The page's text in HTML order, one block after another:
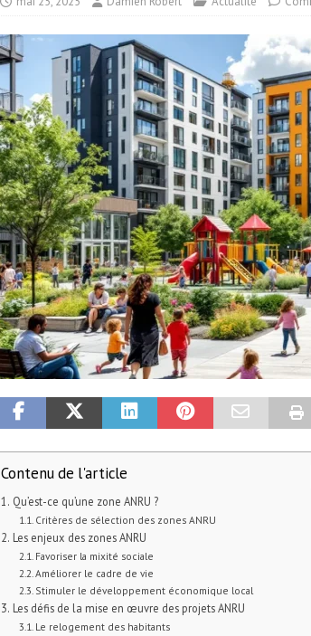
Contenu de l'article
Qu’est-ce qu’une zone ANRU ?
Critères de sélection des zones ANRU
Les enjeux des zones ANRU
Favoriser la mixité sociale
Améliorer le cadre de vie
Stimuler le développement économique local
Les défis de la mise en œuvre des projets ANRU
Le relogement des habitants